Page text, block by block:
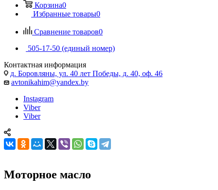
Корзина0
Избранные товары0
Сравнение товаров0
505-17-50 (единый номер)
Контактная информация
д. Боровляны, ул. 40 лет Победы, д. 40, оф. 46
avtonikahim@yandex.by
Instagram
Viber
Viber
Моторное масло